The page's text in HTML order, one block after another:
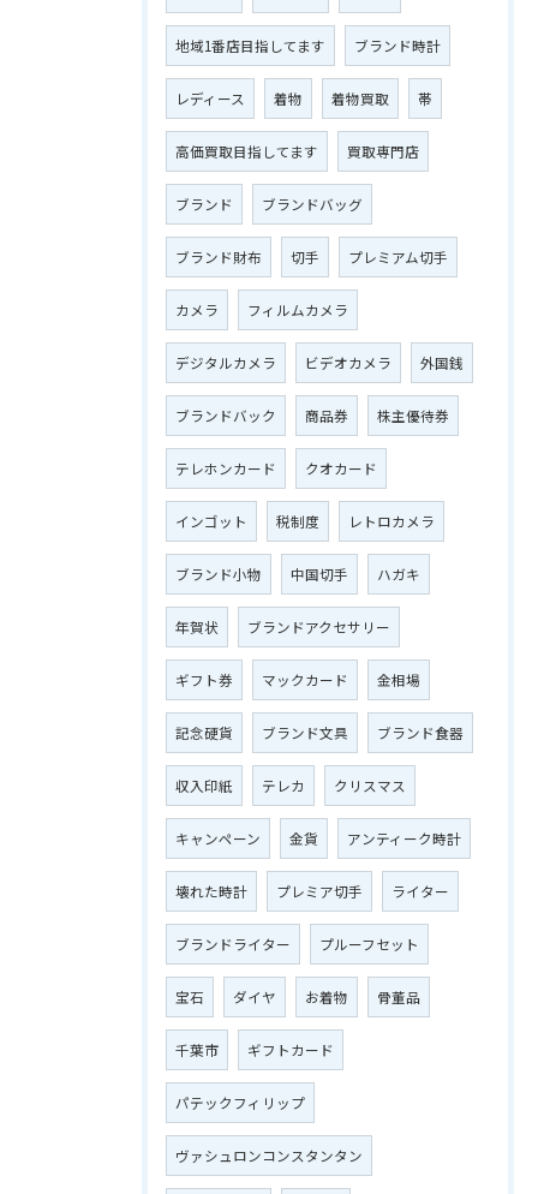
地域1番店目指してます ブランド時計
レディース 着物 着物買取 帯
高価買取目指してます 買取専門店
ブランド ブランドバッグ
ブランド財布 切手 プレミアム切手
カメラ フィルムカメラ
デジタルカメラ ビデオカメラ 外国銭
ブランドバック 商品券 株主優待券
テレホンカード クオカード
インゴット 税制度 レトロカメラ
ブランド小物 中国切手 ハガキ
年賀状 ブランドアクセサリー
ギフト券 マックカード 金相場
記念硬貨 ブランド文具 ブランド食器
収入印紙 テレカ クリスマス
キャンペーン 金貨 アンティーク時計
壊れた時計 プレミア切手 ライター
ブランドライター プルーフセット
宝石 ダイヤ お着物 骨董品
千葉市 ギフトカード
パテックフィリップ
ヴァシュロンコンスタンタン